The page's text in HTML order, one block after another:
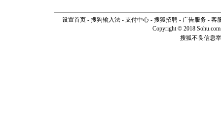
设置首页- 搜狗输入法- 支付中心- 搜狐招聘- 广告服务- 客
Copyright © 2018
搜狐不良信息